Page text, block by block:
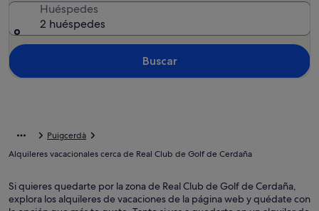
Huéspedes
2 huéspedes
Buscar
Puigcerdà
Alquileres vacacionales cerca de Real Club de Golf de Cerdaña
Si quieres quedarte por la zona de Real Club de Golf de Cerdaña,
explora los alquileres de vacaciones de la página web y quédate con